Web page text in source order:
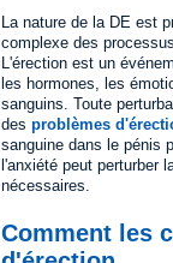
La nature de la DE est
complexe des
L'érection est un
les hormones, les
sanguins. Toute
des problèmes
sanguine dans le pénis
l'anxiété peut perturber
nécessaires.
Comment les